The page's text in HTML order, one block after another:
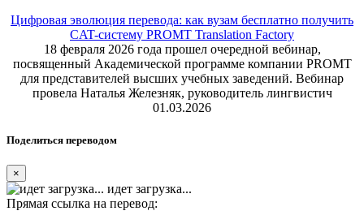
Цифровая эволюция перевода: как вузам бесплатно получить
CAT-систему PROMT Translation Factory
18 февраля 2026 года прошел очередной вебинар,
посвященный Академической программе компании PROMT
для представителей высших учебных заведений. Вебинар
провела Наталья Железняк, руководитель лингвистич
01.03.2026
Поделиться переводом
×
идет загрузка...
Прямая ссылка на перевод: